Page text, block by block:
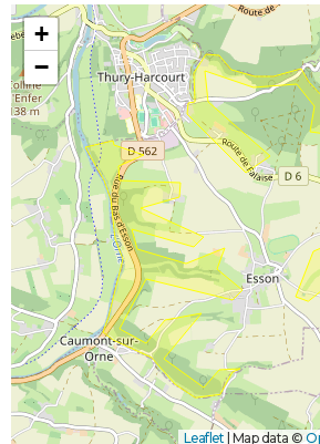
+
−
Leaflet | Map data ©